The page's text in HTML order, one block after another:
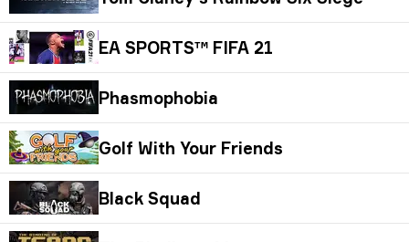
EA SPORTS™ FIFA 21
Phasmophobia
Golf With Your Friends
Black Squad